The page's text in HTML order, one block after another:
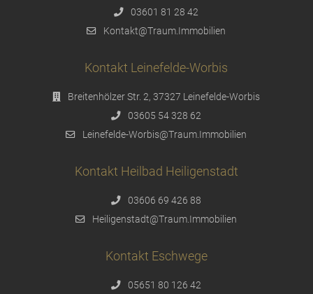
03601 81 28 42
Kontakt@Traum.Immobilien
Kontakt Leinefelde-Worbis
Breitenhölzer Str. 2, 37327 Leinefelde-Worbis
03605 54 328 62
Leinefelde-Worbis@Traum.Immobilien
Kontakt Heilbad Heiligenstadt
03606 69 426 88
Heiligenstadt@Traum.Immobilien
Kontakt Eschwege
05651 80 126 42